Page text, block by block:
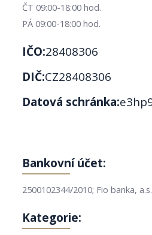
ČT 09:00-18:00 hod.
PÁ 09:00-18:00 hod.
IČO:28408306
DIČ:CZ28408306
Datová schránka:
Bankovní účet:
2500102344/2010; Fio banka,
Kategorie: